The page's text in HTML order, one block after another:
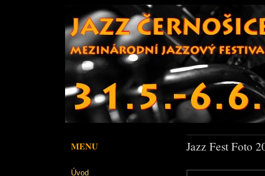
MENU
Úvod
Jazz Fest Foto